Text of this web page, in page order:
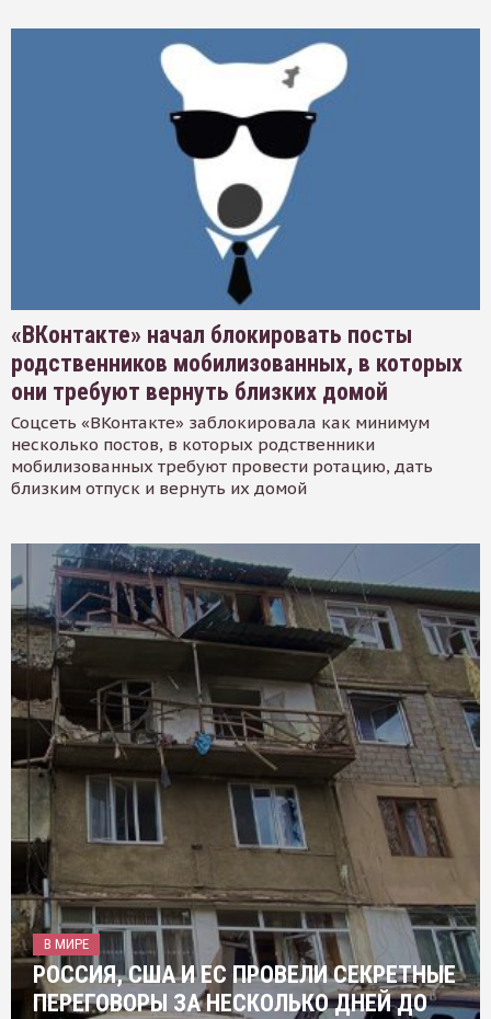
«ВКонтакте» начал блокировать посты
родственников мобилизованных, в которых
они требуют вернуть близких домой
Соцсеть «ВКонтакте» заблокировала как минимум
несколько постов, в которых родственники
мобилизованных требуют провести ротацию, дать
близким отпуск и вернуть их домой
В МИРЕ
РОССИЯ, США И ЕС ПРОВЕЛИ СЕКРЕТНЫЕ
ПЕРЕГОВОРЫ ЗА НЕСКОЛЬКО ДНЕЙ ДО